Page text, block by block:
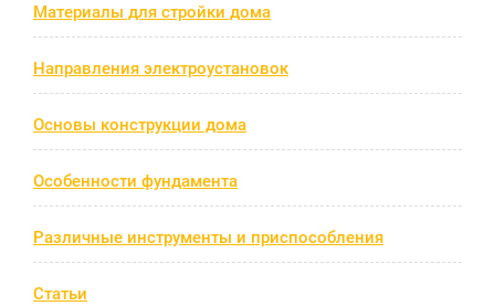
Материалы для стройки дома
Направления электроустановок
Основы конструкции дома
Особенности фундамента
Различные инструменты и приспособления
Статьи